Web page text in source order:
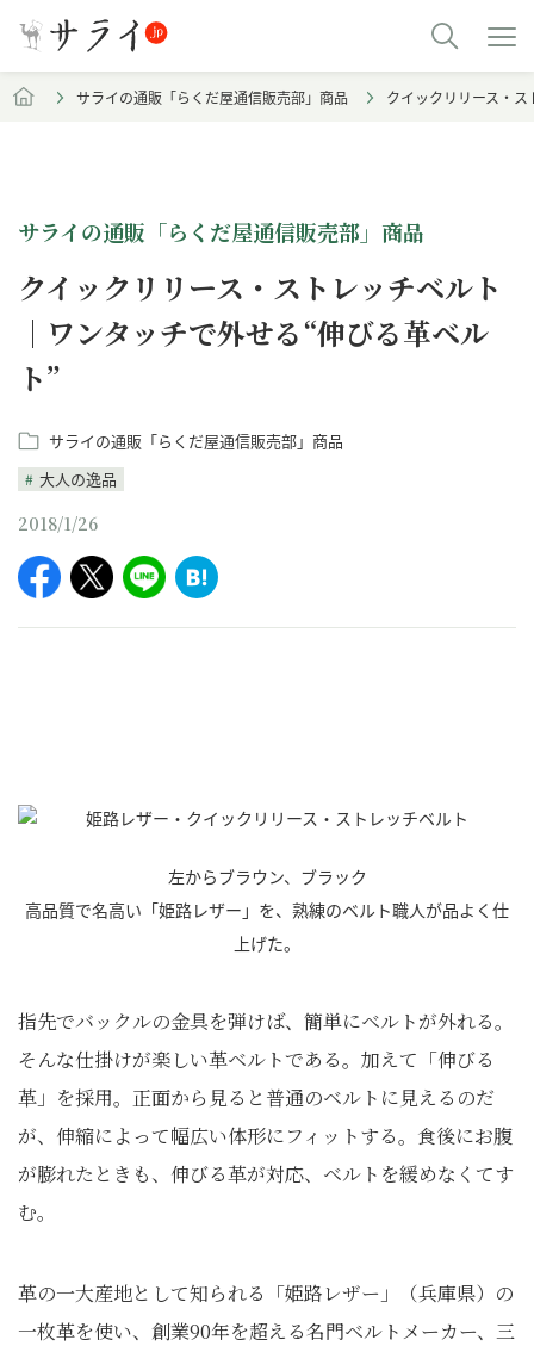
サライの通販「らくだ屋通信販売部」商品 クイックリリース・
サライの通販「らくだ屋通信販売部」商品
クイックリリース・ストレッチベルト
｜ワンタッチで外せる“伸びる革ベル
ト”
サライの通販「らくだ屋通信販売部」商品
大人の逸品
2018/1/26
左からブラウン、ブラック
高品質で名高い「姫路レザー」を、熟練のベルト職人が品よく仕
上げた。
指先でバックルの金具を弾けば、簡単にベルトが外れる。
そんな仕掛けが楽しい革ベルトである。加えて「伸びる
革」を採用。正面から見ると普通のベルトに見えるのだ
が、伸縮によって幅広い体形にフィットする。食後にお腹
が膨れたときも、伸びる革が対応、ベルトを緩めなくてす
む。
革の一大産地として知られる「姫路レザー」（兵庫県）の
一枚革を使い、創業90年を超える名門ベルトメーカー、三